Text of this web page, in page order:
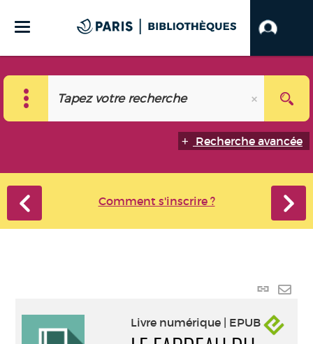
Recherche avancée
Comment s'inscrire ?
Lien
Livre numérique | EPUB